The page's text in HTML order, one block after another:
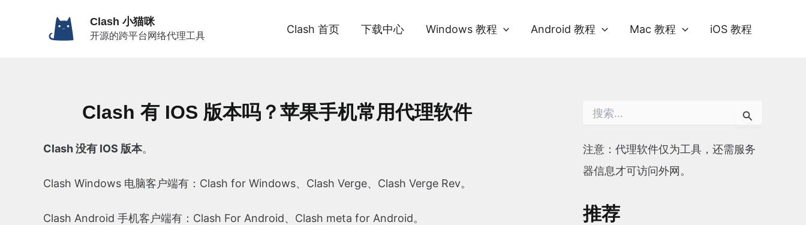
Clash 小猫咪
开源的跨平台网络代理工具
Clash 首页 下载中心 Windows 教程 Android 教程 Mac 教程 iOS 教程
Clash 有 IOS 版本吗？苹果手机常用代理软件
Clash 没有 IOS 版本。
Clash Windows 电脑客户端有：Clash for Windows、Clash Verge、Clash Verge Rev。
Clash Android 手机客户端有：Clash For Android、Clash meta for Android。
注意：代理软件仅为工具，还需服务
器信息才可访问外网。
推荐